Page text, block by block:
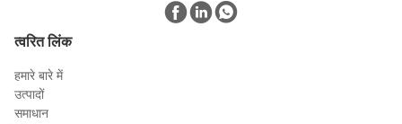
त्वरित लिंक
हमारे बारे में
उत्पादों
समाधान